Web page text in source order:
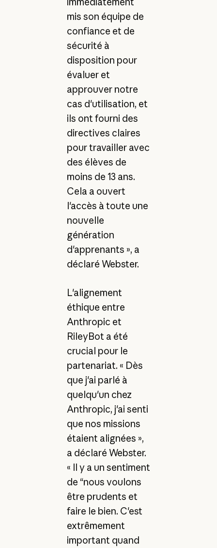
mis son équipe de
confiance et de
sécurité à
disposition pour
évaluer et
approuver notre
cas d'utilisation, et
ils ont fourni des
directives claires
pour travailler avec
des élèves de
moins de 13 ans.
Cela a ouvert
l'accès à toute une
nouvelle
génération
d'apprenants », a
déclaré Webster.
L'alignement
éthique entre
Anthropic et
RileyBot a été
crucial pour le
partenariat. « Dès
que j'ai parlé à
quelqu'un chez
Anthropic, j'ai senti
que nos missions
étaient alignées »,
a déclaré Webster.
« Il y a un sentiment
de “nous voulons
être prudents et
faire le bien. C'est
extrêmement
important quand